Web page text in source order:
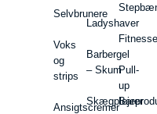
Selvbrunere
Voks
og
strips
Ansigtscremer
Ladyshaver
Barbergel
– SkumPull-
up
Barer